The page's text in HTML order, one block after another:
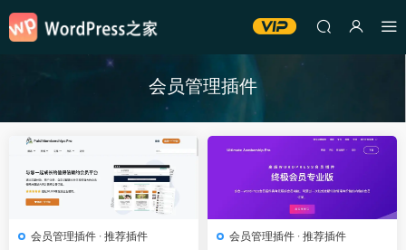
会员管理插件
会员管理插件 ·推荐插件 会员管理插件 ·推荐插件